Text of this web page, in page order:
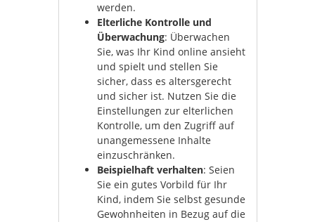
werden.
Elterliche Kontrolle und
Überwachung: Überwachen
Sie, was Ihr Kind online ansieht
und spielt und stellen Sie
sicher, dass es altersgerecht
und sicher ist. Nutzen Sie die
Einstellungen zur elterlichen
Kontrolle, um den Zugriff auf
unangemessene Inhalte
einzuschränken.
Beispielhaft verhalten: Seien
Sie ein gutes Vorbild für Ihr
Kind, indem Sie selbst gesunde
Gewohnheiten in Bezug auf die